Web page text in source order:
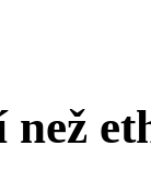
než